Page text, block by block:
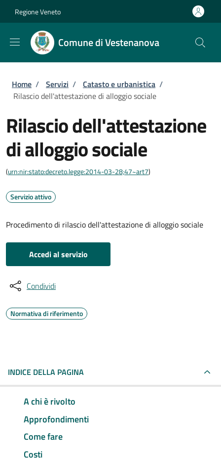
Regione Veneto
Comune di Vestenanova
Briciole di pane
Home / Servizi / Catasto e urbanistica /
Rilascio dell'attestazione di alloggio sociale
Rilascio dell'attestazione
di alloggio sociale
(urn:nir:stato:decreto.legge:2014-03-28;47~art7)
Servizio attivo
Procedimento di rilascio dell'attestazione di alloggio sociale
Accedi al servizio
Condividi
Normativa di riferimento
INDICE DELLA PAGINA
A chi è rivolto
Approfondimenti
Come fare
Costi